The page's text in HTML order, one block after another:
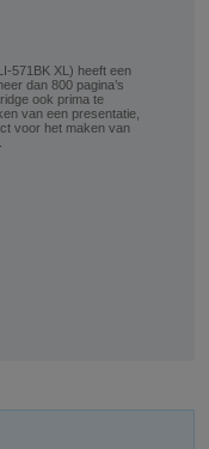
571BK XL) heeft een
dan 800 pagina’s
ook prima te
van een presentatie,
voor het maken van